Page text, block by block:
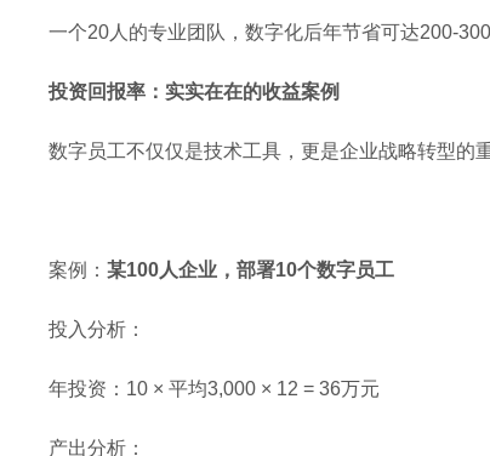
一个20人的专业团队，数字化后年节省可达200-
投资回报率：实实在在的收益案例
数字员工不仅仅是技术工具，更是企业战略转型的
案例： 某100人企业，部署10个数字员工
投入分析：
年投资：10 × 平均3,000 × 12 = 36万元
产出分析：